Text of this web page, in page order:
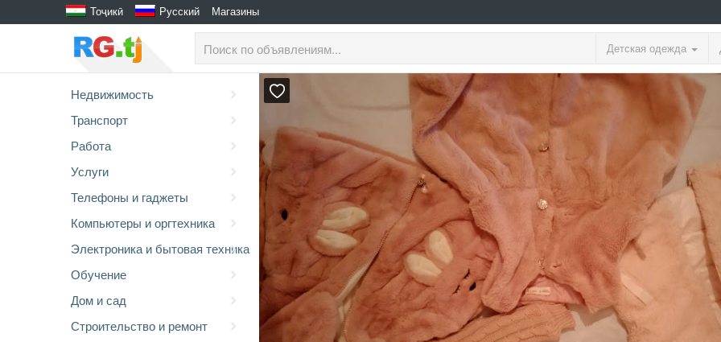
Тоҷикӣ Русский Магазины
Детская одежда
Недвижимость
Транспорт
Работа
Услуги
Телефоны и гаджеты
Компьютеры и оргтехника
Электроника и бытовая техника
Обучение
Дом и сад
Строительство и ремонт